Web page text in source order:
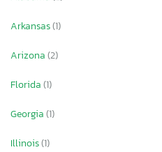
Arkansas(1)
Arizona(2)
Florida(1)
Georgia(1)
Illinois(1)